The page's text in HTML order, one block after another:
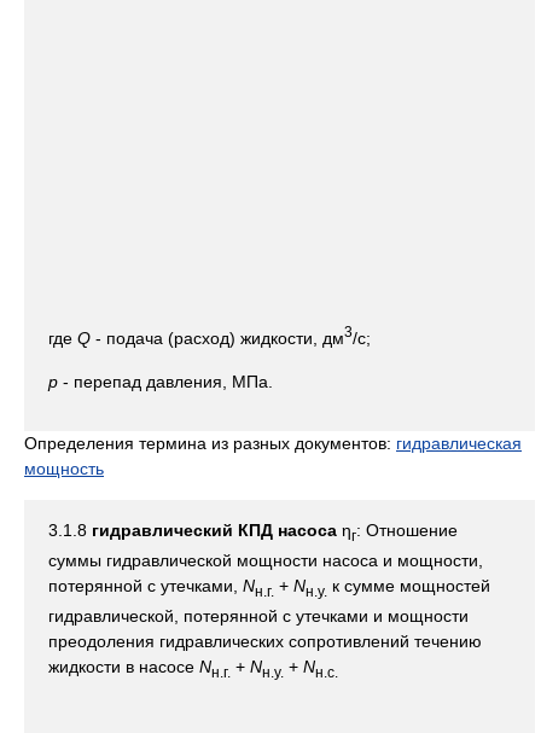
где Q - подача (расход) жидкости, дм3/с;
р - перепад давления, МПа.
Определения термина из разных документов: гидравлическая
мощность
3.1.8 гидравлический КПД насоса ηг: Отношение
суммы гидравлической мощности насоса и мощности,
потерянной с утечками, Nн.г. + Nн.у. к сумме мощностей
гидравлической, потерянной с утечками и мощности
преодоления гидравлических сопротивлений течению
жидкости в насосе Nн.г. + Nн.у. + Nн.с.